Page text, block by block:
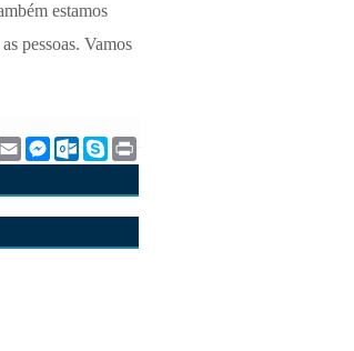
estamos
pessoas. Vamos
W
E
m
i
l
M
e
s
e
g
O
u
l
o
k
S
k
p
e
r
n
t